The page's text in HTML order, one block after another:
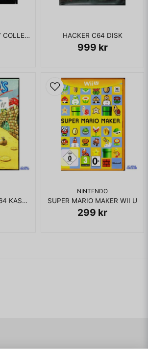
MASS EFFECT 3 N7 COLLECTORS EDITION XBOX 360 HACKER C64 DISK
999 kr
FLIMBOS QUEST C64 KASSETT
NINTENDO
SUPER MARIO MAKER WII U
299 kr